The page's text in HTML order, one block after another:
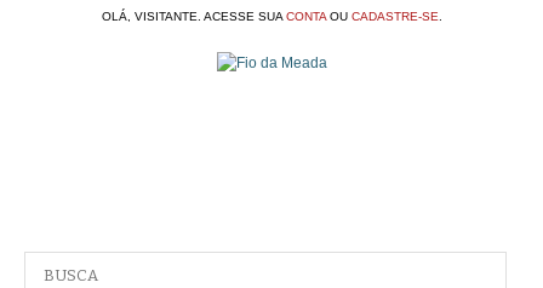
OLÁ, VISITANTE. ACESSE SUA CONTAOU CADASTRE-SE